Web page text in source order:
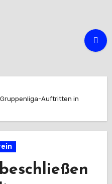
Gruppenliga-Auftritten in